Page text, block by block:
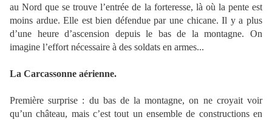
au Nord que se trouve l’entrée de la forteresse, là où la pente est
moins ardue. Elle est bien défendue par une chicane. Il y a plus
d’une heure d’ascension depuis le bas de la montagne. On
imagine l’effort nécessaire à des soldats en armes...
La Carcassonne aérienne.
Première surprise : du bas de la montagne, on ne croyait voir
qu’un château, mais c’est tout un ensemble de constructions en